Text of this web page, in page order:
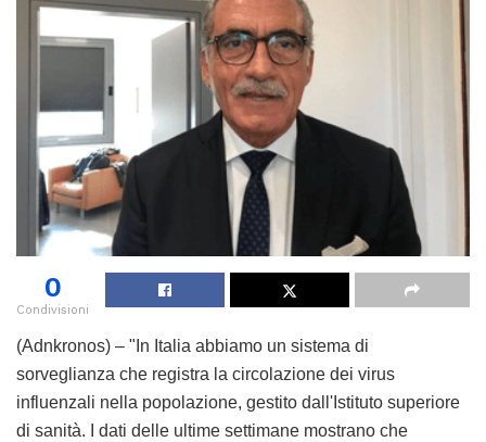
0
Condivisioni
(Adnkronos) – "In Italia abbiamo un sistema di
sorveglianza che registra la circolazione dei virus
influenzali nella popolazione, gestito dall'Istituto superiore
di sanità. I dati delle ultime settimane mostrano che